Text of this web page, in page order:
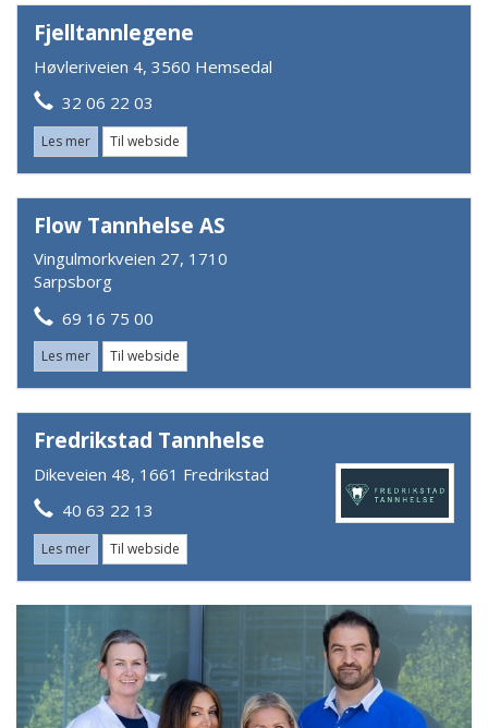
Fjelltannlegene
Høvleriveien 4, 3560 Hemsedal
32 06 22 03
Les mer Til webside
Flow Tannhelse AS
Vingulmorkveien 27, 1710
Sarpsborg
69 16 75 00
Les mer Til webside
Fredrikstad Tannhelse
Dikeveien 48, 1661 Fredrikstad
40 63 22 13
Les mer Til webside